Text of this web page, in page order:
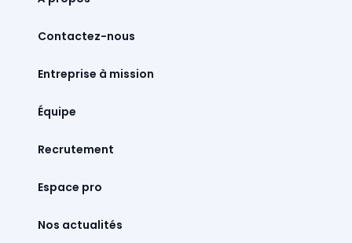
Contactez-nous
Entreprise à mission
Équipe
Recrutement
Espace pro
Nos actualités